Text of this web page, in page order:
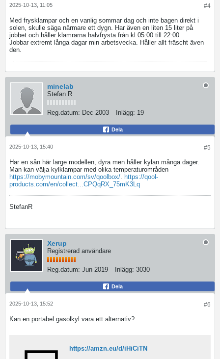
#4
2025-10-13, 11:05
Med frysklampar och en vanlig sommar dag och inte bagen direkt i
solen, skulle säga närmare ett dygn. Har även en liten 15 liter på
jobbet och håller klamrarna halvfrysta från kl 05:00 till 22:00
Jobbar extremt långa dagar min arbetsvecka. Håller allt fräscht även
den.
minelab
Stefan R
Reg.datum: Dec 2003 Inlägg: 19
Dela
#5
2025-10-13, 15:40
Har en sån här large modellen, dyra men håller kylan många dager.
Man kan välja kylklampar med olika temperaturområden
https://mobymountain.com/sv/qoolbox/. https://qool-
products.com/en/collect...CPQqRX_75mK3Lq
StefanR
Xerup
Registrerad användare
Reg.datum: Jun 2019 Inlägg: 3030
Dela
#6
2025-10-13, 15:52
Kan en portabel gasolkyl vara ett alternativ?
https://amzn.eu/d/iHiCiTN